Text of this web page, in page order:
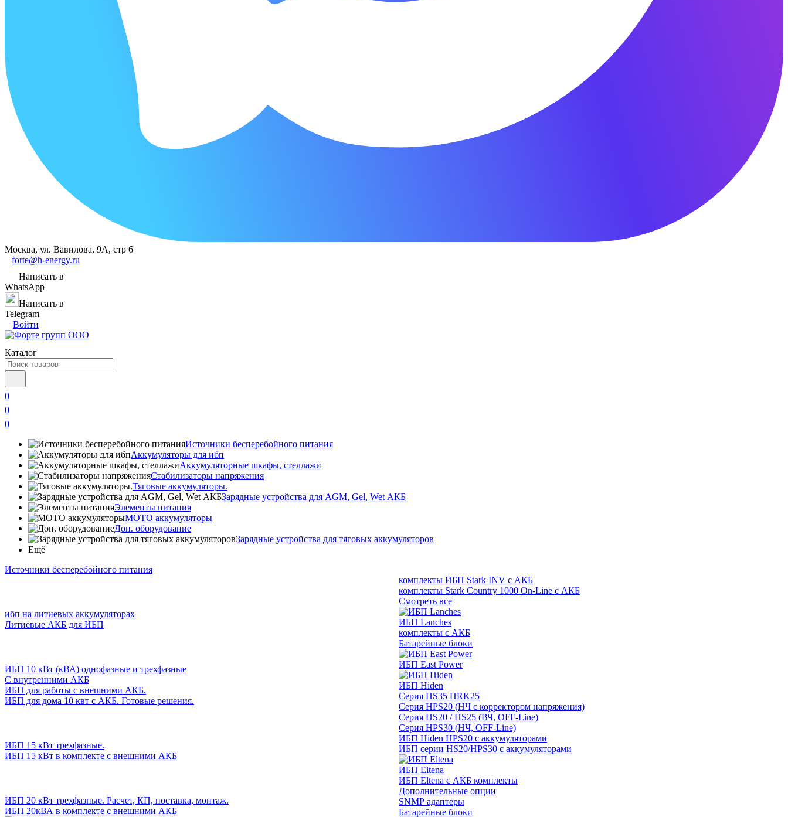
Москва, ул. Вавилова, 9А, стр 6
forte@h-energy.ru
Написать в
WhatsApp
Написать в
Telegram
Войти
Каталог
0
0
0
Источники бесперебойного питания
Аккумуляторы для ибп
Аккумуляторные шкафы, стеллажи
Стабилизаторы напряжения
Тяговые аккумуляторы.
Зарядные устройства для AGM, Gel, Wet АКБ
Элементы питания
МОТО аккумуляторы
Доп. оборудование
Зарядные устройства для тяговых аккумуляторов
Ещё
Источники бесперебойного питания
ибп на литиевых аккумуляторах
Литиевые АКБ для ИБП
ИБП 10 кВт (кВА) однофазные и трехфазные
С внутренними АКБ
ИБП для работы с внешними АКБ.
ИБП для дома 10 квт с АКБ. Готовые решения.
ИБП 15 кВт трехфазные.
ИБП 15 кВт в комплекте с внешними АКБ
ИБП 20 кВт трехфазные. Расчет, КП, поставка, монтаж.
ИБП 20кВА в комплекте с внешними АКБ
комплекты ИБП Stark INV с АКБ
комплекты Stark Country 1000 On-Line с АКБ
Смотреть все
ИБП Lanches
комплекты с АКБ
Батарейные блоки
ИБП East Power
ИБП Hiden
Серия HS35 HRK25
Серия HPS20 (НЧ с корректором напряжения)
Серия HS20 / HS25 (ВЧ, OFF-Line)
Серия HPS30 (НЧ, OFF-Line)
ИБП Hiden HPS20 с аккумуляторами
ИБП серии HS20/HPS30 с аккумуляторами
ИБП Eltena
ИБП Eltena с АКБ комплекты
Дополнительные опции
SNMP адаптеры
Батарейные блоки